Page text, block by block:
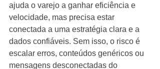
ajuda o varejo a ganhar eficiência e
velocidade, mas precisa estar
conectada a uma estratégia clara e a
dados confiáveis. Sem isso, o risco é
escalar erros, conteúdos genéricos ou
mensagens desconectadas do